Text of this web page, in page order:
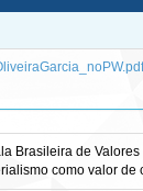
Brasileira de
como valor de